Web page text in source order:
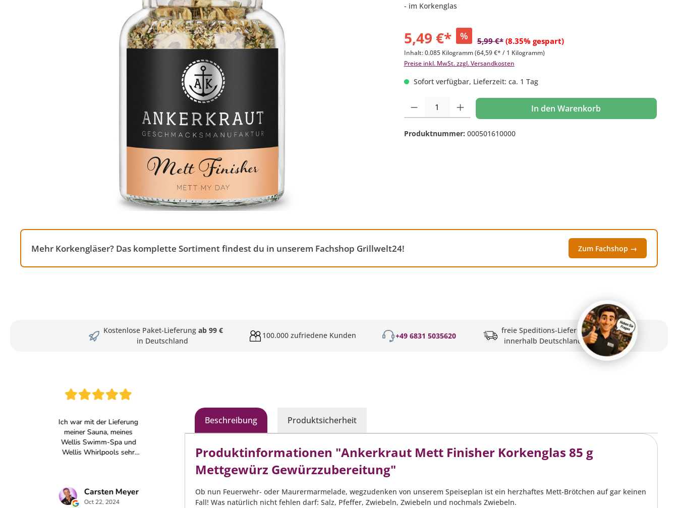
- im Korkenglas
5,49 €* % 5,99 €* (8.35% gespart)
Inhalt:0.085 Kilogramm(64,59 €* / 1 Kilogramm)
Preise inkl. MwSt. zzgl. Versandkosten
Sofort verfügbar, Lieferzeit: ca. 1 Tag
Produkt Anzahl: Gib den gewünschten Wert ein oder benutze die Schaltflächen um die
In den Warenkorb
Produktnummer: 000501610000
Mehr Korkengläser? Das komplette Sortiment findest du in unserem Fachshop Grillwelt24! Zum Fachshop →
Kostenlose Paket-Lieferung ab 99 €
in Deutschland
100.000 zufriedene Kunden +49 6831 5035620
freie Speditions-Lieferung
innerhalb Deutschlands
Beschreibung Produktsicherheit
Produktinformationen "Ankerkraut Mett Finisher Korkenglas 85 g
Mettgewürz Gewürzzubereitung"
Ob nun Feuerwehr- oder Maurermarmelade, wegzudenken von unserem Speiseplan ist ein herzhaftes Mett-Brötchen auf gar keinen
Fall! Was natürlich nicht fehlen darf: Salz, Pfeffer, Zwiebeln, Zwiebeln und nochmals Zwiebeln.